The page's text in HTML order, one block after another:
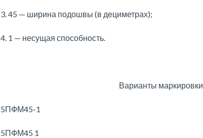
3. 45 — ширина подошвы (в дециметрах);
4. 1 — несущая способность.
Варианты маркировки
5ПФМ45-1
5ПФМ45 1